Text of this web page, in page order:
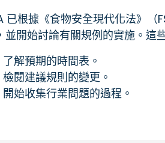
已根據《食物安全現代化法》
並開始討論有關規例的實施。這
了解預期的時間表。
檢閱建議規則的變更。
開始收集行業問題的過程。